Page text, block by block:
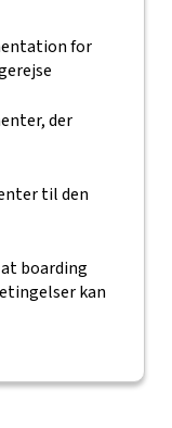
for
der
til den
boarding
kan